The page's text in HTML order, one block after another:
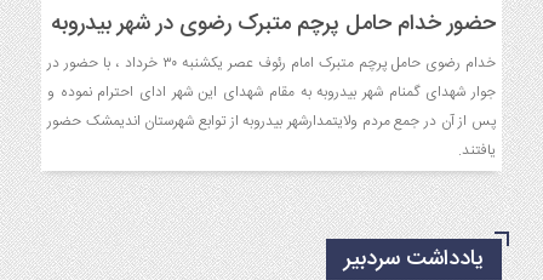
حضور خدام حامل پرچم متبرک رضوی در شهر بیدروبه
خدام رضوی حامل پرچم متبرک امام رئوف عصر یکشنبه ۳۰ خرداد ، با حضور در
جوار شهدای گمنام شهر بیدروبه به مقام شهدای این شهر ادای احترام نموده و
پس از آن در جمع مردم ولایتمدارشهر بیدروبه از توابع شهرستان اندیمشک حضور
یافتند.
یادداشت سردبیر